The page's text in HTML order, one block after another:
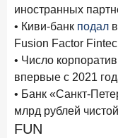
6 февраля 2026 года
По итогам января
составил 822,8
2 февраля 2026 года
Premium Banking в
и стратегии банков
30 января 2026 года
иностранных
• Киви-банк подал
Fusion Factor
• Число
впервые с 2021
• Банк «Санкт-
млрд рублей
FUN